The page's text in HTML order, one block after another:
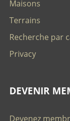
Maisons
Terrains
Recherche par
Privacy
DEVENIR
Devenez